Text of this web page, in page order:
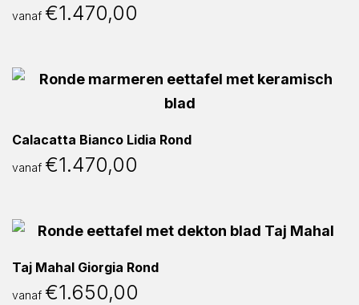
vanaf €1.470,00
Calacatta Bianco Lidia Rond
vanaf €1.470,00
Taj Mahal Giorgia Rond
vanaf €1.650,00